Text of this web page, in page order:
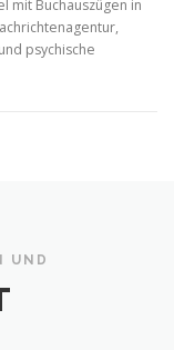
mit Buchauszügen in
psychische
UND